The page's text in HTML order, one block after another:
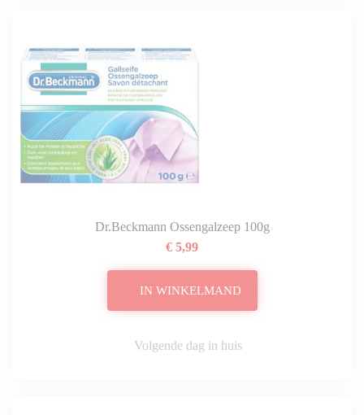
Dr.Beckmann Ossengalzeep 100g
€ 5,99
IN WINKELMAND
Volgende dag in huis